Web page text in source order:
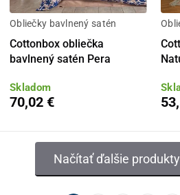
Obliečky bavlnený satén
Cottonbox obliečka
bavlnený satén Pera
Skladom
70,02 €
Načítať ďalšie